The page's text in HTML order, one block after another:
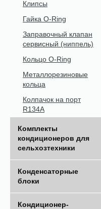
Клипсы
Гайка O-Ring
Заправочный клапан
сервисный (ниппель)
Кольцо O-Ring
Металлорезиновые
кольца
Колпачок на порт
R134A
Комплекты
кондиционеров для
сельхозтехники
Конденсаторные
блоки
Кондиционер-